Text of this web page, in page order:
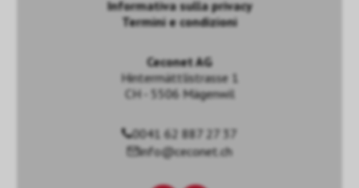
Informativa sulla privacy
Termini e condizioni
Ceconet AG
Hintermättlistrasse 1
CH - 5506 Mägenwil
0041 62 887 27 37
info@ceconet.ch